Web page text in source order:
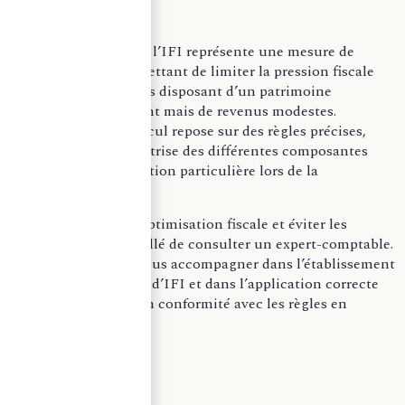
Le plafonnement de l’IFI représente une mesure de
justice fiscale, permettant de limiter la pression fiscale
exercée sur les foyers disposant d’un patrimoine
immobilier important mais de revenus modestes.
Néanmoins, son calcul repose sur des règles précises,
nécessitant une maîtrise des différentes composantes
fiscales et une attention particulière lors de la
Pour garantir une optimisation fiscale et éviter les
erreurs, il est conseillé de consulter un expert-comptable.
Ce dernier pourra vous accompagner dans l’établissement
de votre déclaration d’IFI et dans l’application correcte
du plafonnement, en conformité avec les règles en